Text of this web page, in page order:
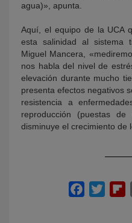
agua)», apunta.
Aquí, el equipo de la UCA
esta salinidad al sistema
Miguel Mancera,
nos habla del nivel de
elevación durante mucho
presenta efectos negativos
resistencia a
reproducción (puestas
disminuye el crecimiento de